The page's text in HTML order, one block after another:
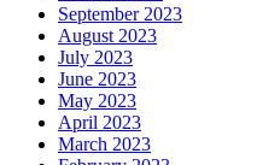
September 2023
August 2023
July 2023
June 2023
May 2023
April 2023
March 2023